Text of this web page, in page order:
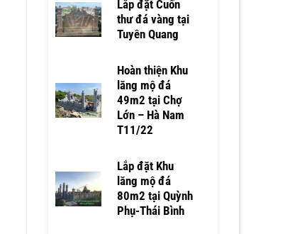
Lắp đặt Cuốn
thư đá vàng tại
Tuyên Quang
Hoàn thiện Khu
lăng mộ đá
49m2 tại Chợ
Lớn – Hà Nam
T11/22
Lắp đặt Khu
lăng mộ đá
80m2 tại Quỳnh
Phụ-Thái Bình